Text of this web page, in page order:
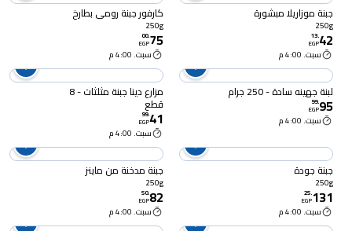
جبنة موزاريلا مبشورة
250g
42
.
13
EGP
سبت. 4:00 م
كارفور جبنة رومي بطارخ
250g
75
.
00
EGP
سبت. 4:00 م
لبنة جهينه سادة - 250 جرام
95
.
99
EGP
سبت. 4:00 م
مزارع دينا جبنة مثلثات - 8
قطع
41
.
99
EGP
سبت. 4:00 م
جبنة جودة
250g
131
.
25
EGP
سبت. 4:00 م
جبنة مدخنة من ماينز
250g
82
.
50
EGP
سبت. 4:00 م